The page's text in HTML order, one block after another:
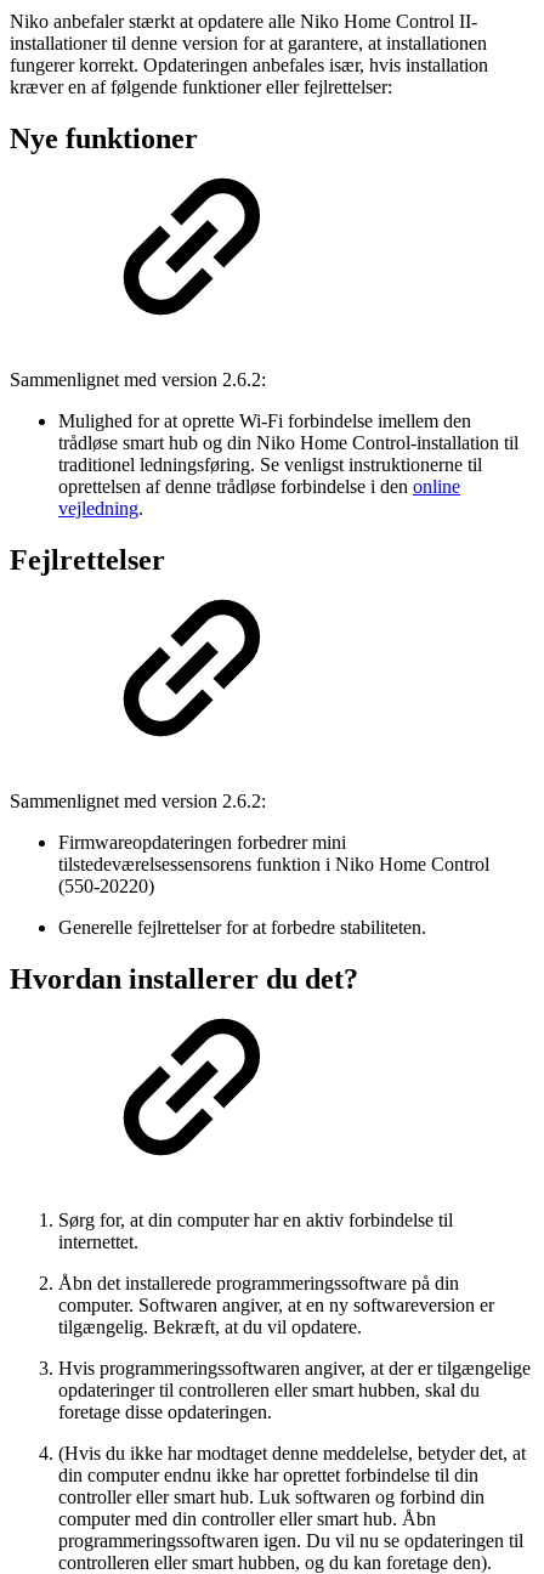
Niko anbefaler stærkt at opdatere alle Niko Home Control II-
installationer til denne version for at garantere, at installationen
fungerer korrekt. Opdateringen anbefales især, hvis installation
kræver en af følgende funktioner eller fejlrettelser:
Nye funktioner
Sammenlignet med version 2.6.2:
Mulighed for at oprette Wi-Fi forbindelse imellem den
trådløse smart hub og din Niko Home Control-installation til
traditionel ledningsføring. Se venligst instruktionerne til
oprettelsen af denne trådløse forbindelse i den online
vejledning.
Fejlrettelser
Sammenlignet med version 2.6.2:
Firmwareopdateringen forbedrer mini
tilstedeværelsessensorens funktion i Niko Home Control
(550-20220)
Generelle fejlrettelser for at forbedre stabiliteten.
Hvordan installerer du det?
Sørg for, at din computer har en aktiv forbindelse til
internettet.
Åbn det installerede programmeringssoftware på din
computer. Softwaren angiver, at en ny softwareversion er
tilgængelig. Bekræft, at du vil opdatere.
Hvis programmeringssoftwaren angiver, at der er tilgængelige
opdateringer til controlleren eller smart hubben, skal du
foretage disse opdateringen.
(Hvis du ikke har modtaget denne meddelelse, betyder det, at
din computer endnu ikke har oprettet forbindelse til din
controller eller smart hub. Luk softwaren og forbind din
computer med din controller eller smart hub. Åbn
programmeringssoftwaren igen. Du vil nu se opdateringen til
controlleren eller smart hubben, og du kan foretage den).